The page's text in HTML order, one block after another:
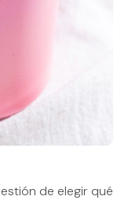
de elegir qué